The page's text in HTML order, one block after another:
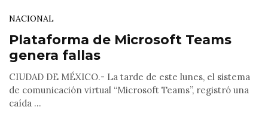
NACIONAL
Plataforma de Microsoft Teams
genera fallas
CIUDAD DE MÉXICO.- La tarde de este lunes, el sistema
de comunicación virtual “Microsoft Teams”, registró una
caída ...